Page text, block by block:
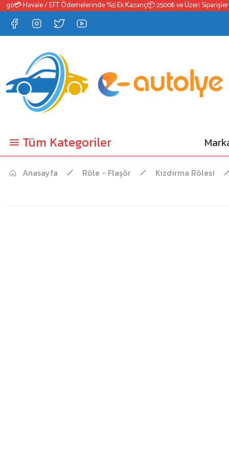
💳 Havale / EFT Ödemelerinde %5 Ek Kazanç📦 2500₺ ve Üzeri Siparişlerde
Tüm Kategoriler
Anasayfa Röle - Flaşör Kızdırma Rölesi